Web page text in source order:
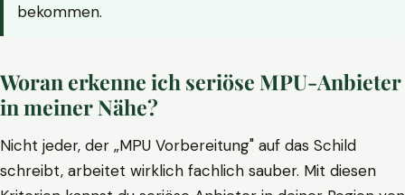
bekommen.
Woran erkenne ich seriöse MPU-Anbieter
in meiner Nähe?
Nicht jeder, der „MPU Vorbereitung" auf das Schild
schreibt, arbeitet wirklich fachlich sauber. Mit diesen